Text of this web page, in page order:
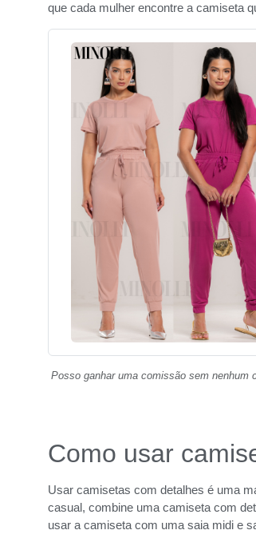
que cada mulher encontre a camiseta
Posso ganhar uma comissão sem nenhum
Como usar
Usar camisetas com detalhes é uma
casual, combine uma camiseta com
usar a camiseta com uma saia midi e